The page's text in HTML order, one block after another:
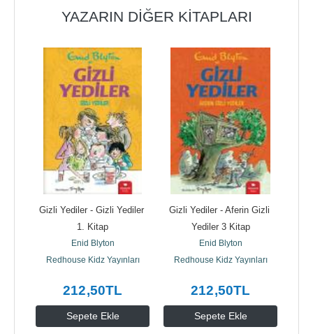
YAZARIN DIĞER KITAPLARI
Sepete Ekle
Gizli Yediler - Gizli Yediler
1. Kitap
Enid Blyton
Redhouse Kidz Yayınları
212,50TL
Sepete Ekle
Gizli Yediler - Aferin Gizli
Yediler 3 Kitap
Enid Blyton
Redhouse Kidz Yayınları
212,50TL